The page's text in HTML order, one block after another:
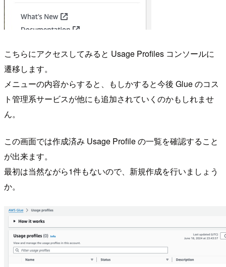
こちらにアクセスしてみると Usage Profiles コンソールに
遷移します。
メニューの内容からすると、もしかすると今後 Glue のコス
ト管理系サービスが他にも追加されていくのかもしれませ
ん。
この画面では作成済み Usage Profile の一覧を確認すること
が出来ます。
最初は当然ながら1件もないので、新規作成を行いましょう
か。